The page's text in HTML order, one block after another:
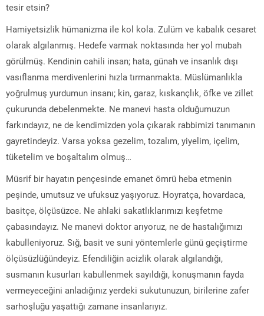
tesir etsin?
Hamiyetsizlik hümanizma ile kol kola. Zulüm ve kabalık cesaret
olarak ‎algılanmış. Hedefe varmak noktasında her yol mubah
görülmüş. Kendinin cahili ‎insan; hata, günah ve insanlık dışı
vasıflanma merdivenlerini hızla tırmanmakta. ‎Müslümanlıkla
yoğrulmuş yurdumun insanı; kin, garaz, kıskançlık, öfke ve zillet
‎çukurunda debelenmekte. Ne manevi hasta olduğumuzun
farkındayız, ne de ‎kendimizden yola çıkarak rabbimizi tanımanın
gayretindeyiz. Varsa yoksa gezelim, ‎tozalım, yiyelim, içelim,
tüketelim ve boşaltalım olmuş…
Müsrif bir hayatın ‎pençesinde emanet ömrü heba etmenin
peşinde, umutsuz ve ufuksuz yaşıyoruz. ‎Hoyratça, hovardaca,
basitçe, ölçüsüzce. Ne ahlaki sakatlıklarımızı keşfetme
‎çabasındayız. Ne manevi doktor arıyoruz, ne de hastalığımızı
kabulleniyoruz. Sığ, ‎basit ve suni yöntemlerle günü geçiştirme
ölçüsüzlüğündeyiz. Efendiliğin acizlik ‎olarak algılandığı,
susmanın kusurları kabullenmek sayıldığı, konuşmanın fayda
‎vermeyeceğini anladığınız yerdeki sukutunuzun, birilerine zafer
sarhoşluğu ‎yaşattığı zamane insanlarıyız. ‎